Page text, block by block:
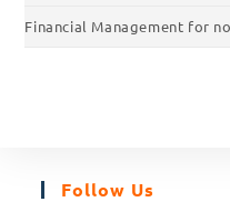
Financial Management for
Follow Us